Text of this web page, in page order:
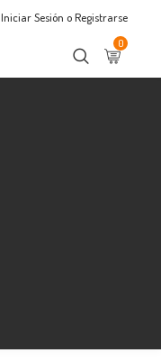
Iniciar Sesión o Registrarse
0